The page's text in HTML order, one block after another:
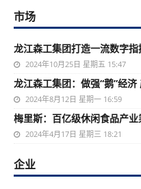
市场
龙江森工集团打造一流数字
2024年10月25日 星期五 15:47
龙江森工集团：做强“鹅”经济
2024年8月12日 星期一 16:59
梅里斯：百亿级休闲食品产
2024年4月17日 星期三 18:21
企业